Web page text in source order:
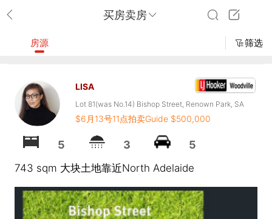
买房卖房
房源 筛选
LISA
Lot 81(was No.14) Bishop Street, Renown Park, SA
5008
$6月13号11点拍卖Guide $500,000
5 3 5
743 sqm 大块土地靠近North Adelaide